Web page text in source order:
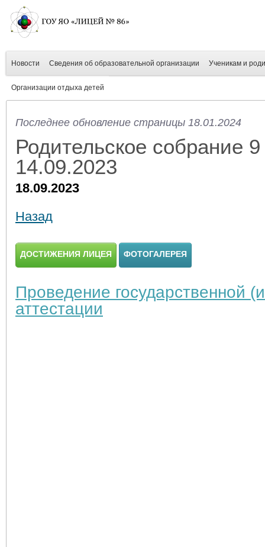
Новости Сведения об образовательной организации Ученикам и
Организации отдыха детей
Последнее обновление страницы 18.01.2024
Родительское собрание 9
14.09.2023
18.09.2023
Назад
ДОСТИЖЕНИЯ ЛИЦЕЯ ФОТОГАЛЕРЕЯ
Проведение государственной
аттестации